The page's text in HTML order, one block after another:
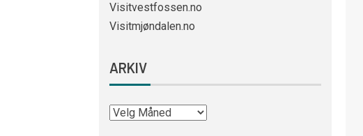
Visitvestfossen.no
Visitmjøndalen.no
ARKIV